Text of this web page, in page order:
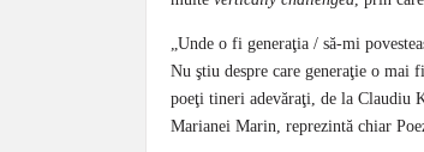
„Unde o fi generaţia / să-mi
Nu ştiu despre care generaţie o mai
poeţi tineri adevăraţi, de la Claudiu
Marianei Marin, reprezintă chiar